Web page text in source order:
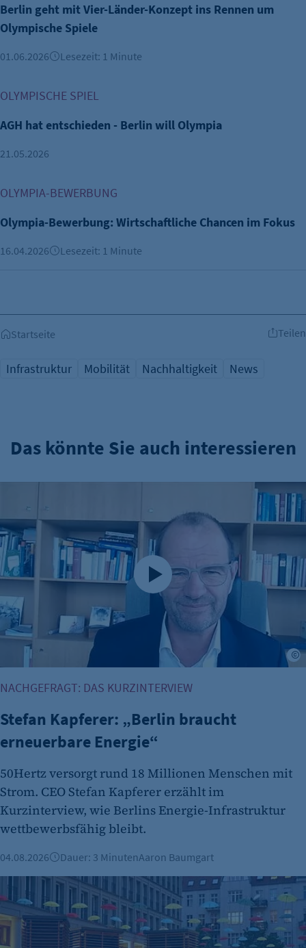
Berlin geht mit Vier-Länder-Konzept ins Rennen um
Olympische Spiele
01.06.2026 Lesezeit: 1 Minute
OLYMPISCHE SPIEL
AGH hat entschieden - Berlin will Olympia
21.05.2026
OLYMPIA-BEWERBUNG
Olympia-Bewerbung: Wirtschaftliche Chancen im Fokus
16.04.2026 Lesezeit: 1 Minute
Startseite Teilen
Infrastruktur Mobilität Nachhaltigkeit News
Das könnte Sie auch interessieren
Stefan Kapferer: „Berlin braucht erneuerbare Energie“
NACHGEFRAGT: DAS KURZINTERVIEW
Stefan Kapferer: „Berlin braucht
erneuerbare Energie“
50Hertz versorgt rund 18 Millionen Menschen mit
Strom. CEO Stefan Kapferer erzählt im
Kurzinterview, wie Berlins Energie-Infrastruktur
wettbewerbsfähig bleibt.
04.08.2026 Dauer: 3 MinutenAaron Baumgart
Green City Solutions und Suncrafter: Zwei Berliner Ideen,